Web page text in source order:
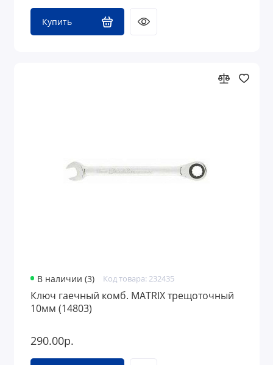
Купить
В наличии (3) Код товара: 232435
Ключ гаечный комб. MATRIX трещоточный
10мм (14803)
290.00р.